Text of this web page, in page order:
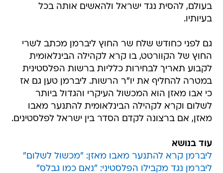
בעולם, להסית נגד ישראל ולהאשים אותה בכל
בעיותיו.
גם לפני כחודש שלח שר החוץ ליברמן מכתב לשרי
החוץ של הקוורטט, בו קרא לקהילה הבינלאומית
לקבוע תאריך לבחירות כלליות ברשות הפלסטינית
במטרה להחליף את יו"ר הרשות. ליברמן טען גם אז
כי אבו מאזן הוא המכשול העיקרי והגדול ביותר
לשלום וקרא לקהילה הבינלאומית להתנער מאבו
מאזן, אם ברצונה לקדם הסדר בין ישראל לפלסטינים.
עוד בנושא
ליברמן קרא להתנער מאבו מאזן: "מכשול לשלום"
ליברמן נגד מקבילו הפלסטיני: "נאם כמו גבלס"